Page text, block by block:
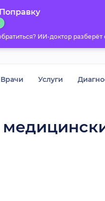
ИИ-доктор
Врачи Услуги